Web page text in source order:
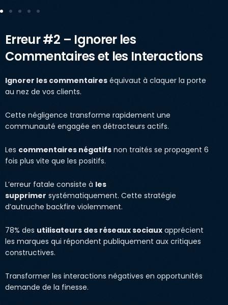
Erreur #2 – Ignorer les
Commentaires et les Interactions
Ignorer les commentaires équivaut à claquer la porte
au nez de vos clients.
Cette négligence transforme rapidement une
communauté engagée en détracteurs actifs.
Les commentaires négatifs non traités se propagent 6
fois plus vite que les positifs.
L’erreur fatale consiste à les
supprimer systématiquement. Cette stratégie
d’autruche backfire violemment.
78% des utilisateurs des réseaux sociaux apprécient
les marques qui répondent publiquement aux critiques
constructives.
Transformer les interactions négatives en opportunités
demande de la finesse.